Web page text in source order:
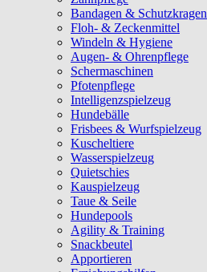
Bandagen & Schutzkragen
Floh- & Zeckenmittel
Windeln & Hygiene
Augen- & Ohrenpflege
Schermaschinen
Pfotenpflege
Intelligenzspielzeug
Hundebälle
Frisbees & Wurfspielzeug
Kuscheltiere
Wasserspielzeug
Quietschies
Kauspielzeug
Taue & Seile
Hundepools
Agility & Training
Snackbeutel
Apportieren